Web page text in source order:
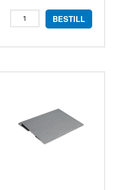
Kern
YKH-
BESTILL